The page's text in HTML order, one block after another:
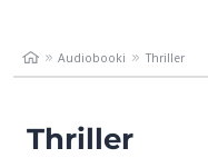
Audiobooki Thriller
Thriller